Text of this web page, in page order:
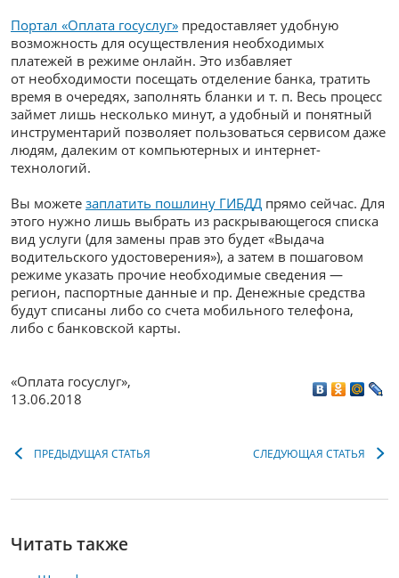
Портал «Оплата госуслуг» предоставляет удобную
возможность для осуществления необходимых
платежей в режиме онлайн. Это избавляет
от необходимости посещать отделение банка, тратить
время в очередях, заполнять бланки и т. п. Весь процесс
займет лишь несколько минут, а удобный и понятный
инструментарий позволяет пользоваться сервисом даже
людям, далеким от компьютерных и интернет-
технологий.
Вы можете заплатить пошлину ГИБДД прямо сейчас. Для
этого нужно лишь выбрать из раскрывающегося списка
вид услуги (для замены прав это будет «Выдача
водительского удостоверения»), а затем в пошаговом
режиме указать прочие необходимые сведения —
регион, паспортные данные и пр. Денежные средства
будут списаны либо со счета мобильного телефона,
либо с банковской карты.
«Оплата госуслуг»,
13.06.2018
ПРЕДЫДУЩАЯ СТАТЬЯ СЛЕДУЮЩАЯ СТАТЬЯ
Читать также